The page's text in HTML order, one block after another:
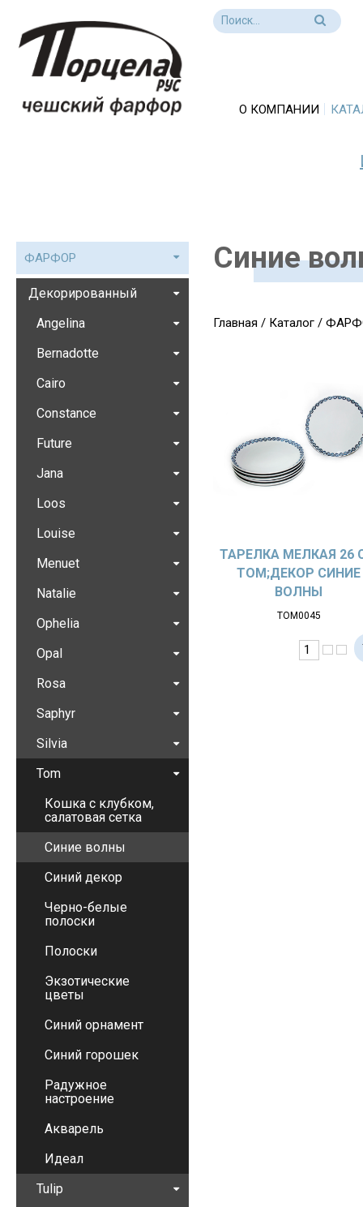
О КОМПАНИИ
Синие
Главная / Каталог/
ТАРЕЛКА МЕЛКАЯ 26
ТОМ;ДЕКОР СИНИЕ
ВОЛНЫ
ТОМ0045
ФАРФОР
Декорированный
Angelina
Bernadotte
Cairo
Constance
Future
Jana
Loos
Louise
Menuet
Natalie
Ophelia
Opal
Rosa
Saphyr
Silvia
Tom
Кошка с клубком,
салатовая сетка
Синие волны
Синий декор
Черно-белые
полоски
Полоски
Экзотические
цветы
Синий орнамент
Синий горошек
Радужное
настроение
Акварель
Идеал
Tulip